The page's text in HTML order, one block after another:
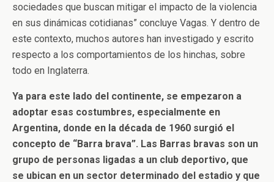
sociedades que buscan mitigar el impacto de la violencia
en sus dinámicas cotidianas” concluye Vagas. Y dentro de
este contexto, muchos autores han investigado y escrito
respecto a los comportamientos de los hinchas, sobre
todo en Inglaterra.
Ya para este lado del continente, se empezaron a
adoptar esas costumbres, especialmente en
Argentina, donde en la década de 1960 surgió el
concepto de “Barra brava”. Las Barras bravas son un
grupo de personas ligadas a un club deportivo, que
se ubican en un sector determinado del estadio y que